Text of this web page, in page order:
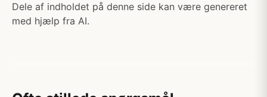
Dele af indholdet på denne side kan være genereret
med hjælp fra AI.